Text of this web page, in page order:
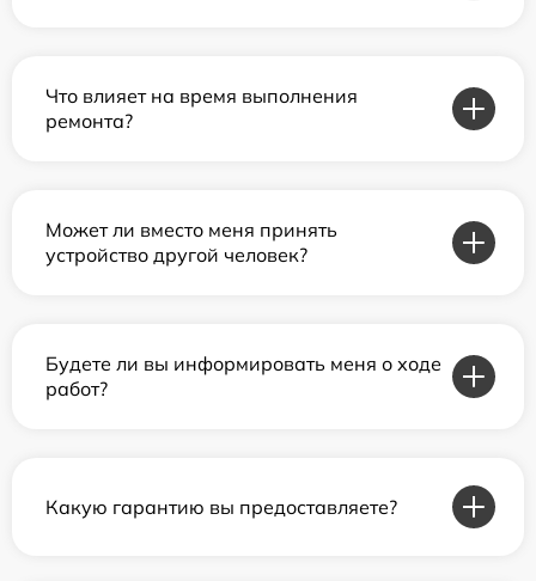
Что влияет на время выполнения
ремонта?
Может ли вместо меня принять
устройство другой человек?
Будете ли вы информировать меня о ходе
работ?
Какую гарантию вы предоставляете?